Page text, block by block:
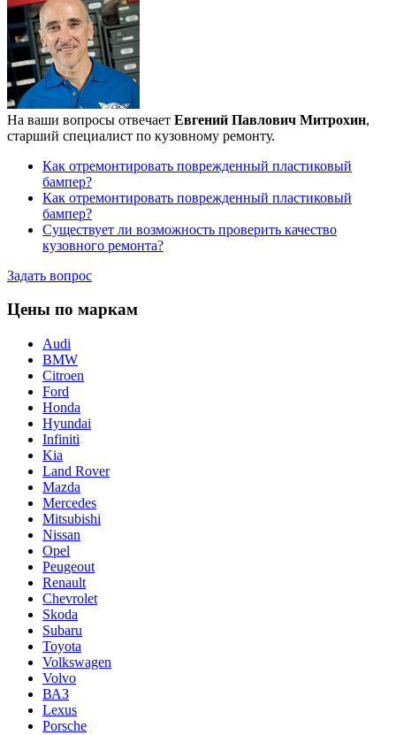
На ваши вопросы отвечает Евгений Павлович Митрохин,
старший специалист по кузовному ремонту.
Как отремонтировать поврежденный пластиковый
бампер?
Как отремонтировать поврежденный пластиковый
бампер?
Существует ли возможность проверить качество
кузовного ремонта?
Задать вопрос
Цены по маркам
Audi
BMW
Citroen
Ford
Honda
Hyundai
Infiniti
Kia
Land Rover
Mazda
Mercedes
Mitsubishi
Nissan
Opel
Peugeout
Renault
Chevrolet
Skoda
Subaru
Toyota
Volkswagen
Volvo
ВАЗ
Lexus
Porsche